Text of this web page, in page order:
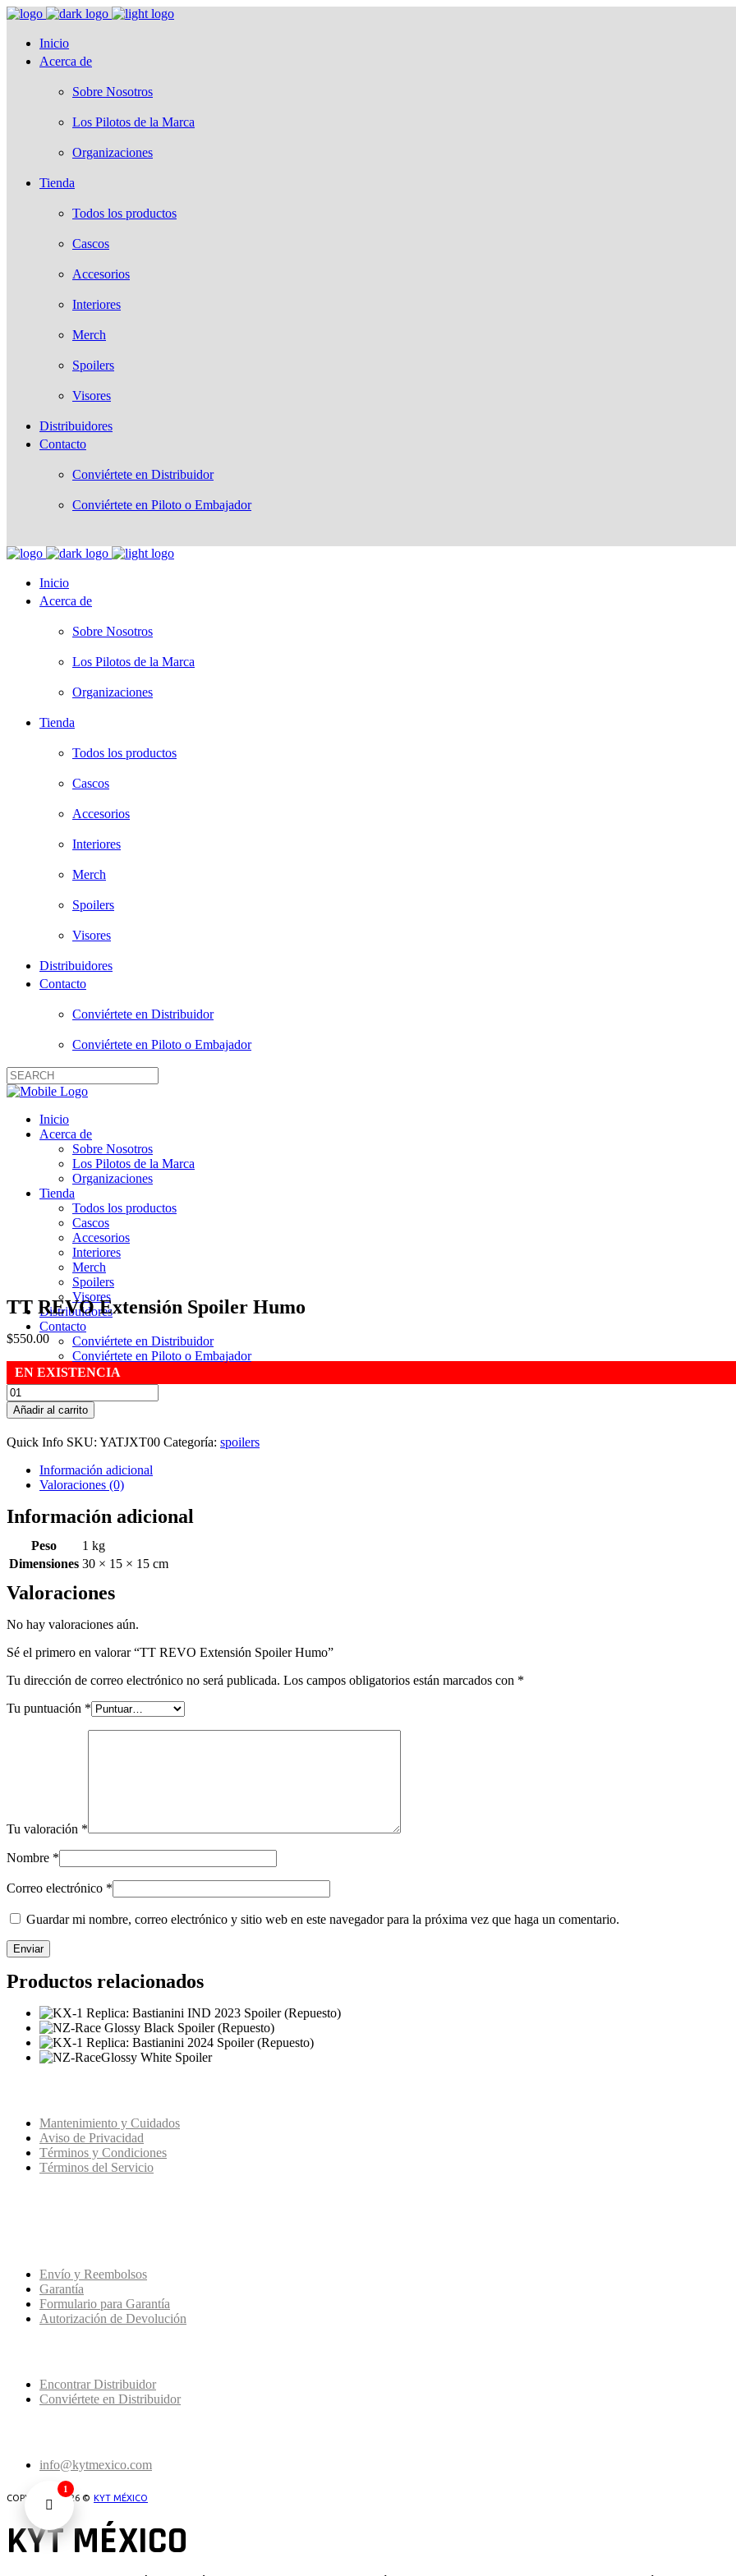
Inicio
Acerca de
Sobre Nosotros
Los Pilotos de la Marca
Organizaciones
Tienda
Todos los productos
Cascos
Accesorios
Interiores
Merch
Spoilers
Visores
Distribuidores
Contacto
Conviértete en Distribuidor
Conviértete en Piloto o Embajador
Inicio
Acerca de
Sobre Nosotros
Los Pilotos de la Marca
Organizaciones
Tienda
Todos los productos
Cascos
Accesorios
Interiores
Merch
Spoilers
Visores
Distribuidores
Contacto
Conviértete en Distribuidor
Conviértete en Piloto o Embajador
Inicio
Acerca de
Sobre Nosotros
Los Pilotos de la Marca
Organizaciones
Tienda
Todos los productos
Cascos
Accesorios
Interiores
Merch
Spoilers
Visores
Distribuidores
Contacto
Conviértete en Distribuidor
Conviértete en Piloto o Embajador
TT REVO Extensión Spoiler Humo
$550.00
EN EXISTENCIA
TT
REVO
Extensión
Spoiler
Humo
quantity
Añadir al carrito
Quick Info SKU: YATJXT00 Categoría: spoilers
Información adicional
Valoraciones (0)
Información adicional
Peso
1 kg
Dimensiones 30 × 15 × 15 cm
Valoraciones
No hay valoraciones aún.
Sé el primero en valorar “TT REVO Extensión Spoiler Humo”
Tu dirección de correo electrónico no será publicada. Los campos obligatorios están marcados con *
Tu puntuación *
Tu valoración *
Nombre *
Correo electrónico *
Guardar mi nombre, correo electrónico y sitio web en este navegador para la próxima vez que haga un comentario.
Productos relacionados
Mantenimiento y Cuidados
Aviso de Privacidad
Términos y Condiciones
Términos del Servicio
Envío y Reembolsos
Garantía
Formulario para Garantía
Autorización de Devolución
Encontrar Distribuidor
Conviértete en Distribuidor
info@kytmexico.com
COPYRIGHT 2026 © KYT MÉXICO
KYT MÉXICO
1